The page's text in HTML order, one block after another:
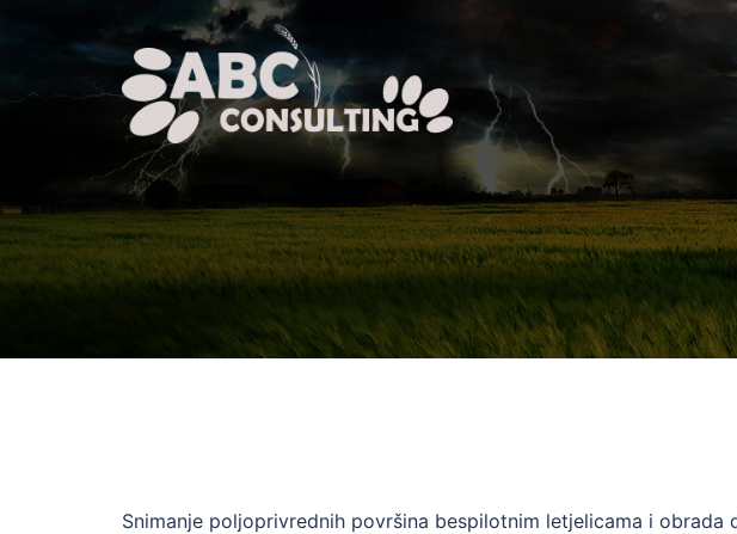
Snimanje poljoprivrednih površina bespilotnim letjelicama i obrada